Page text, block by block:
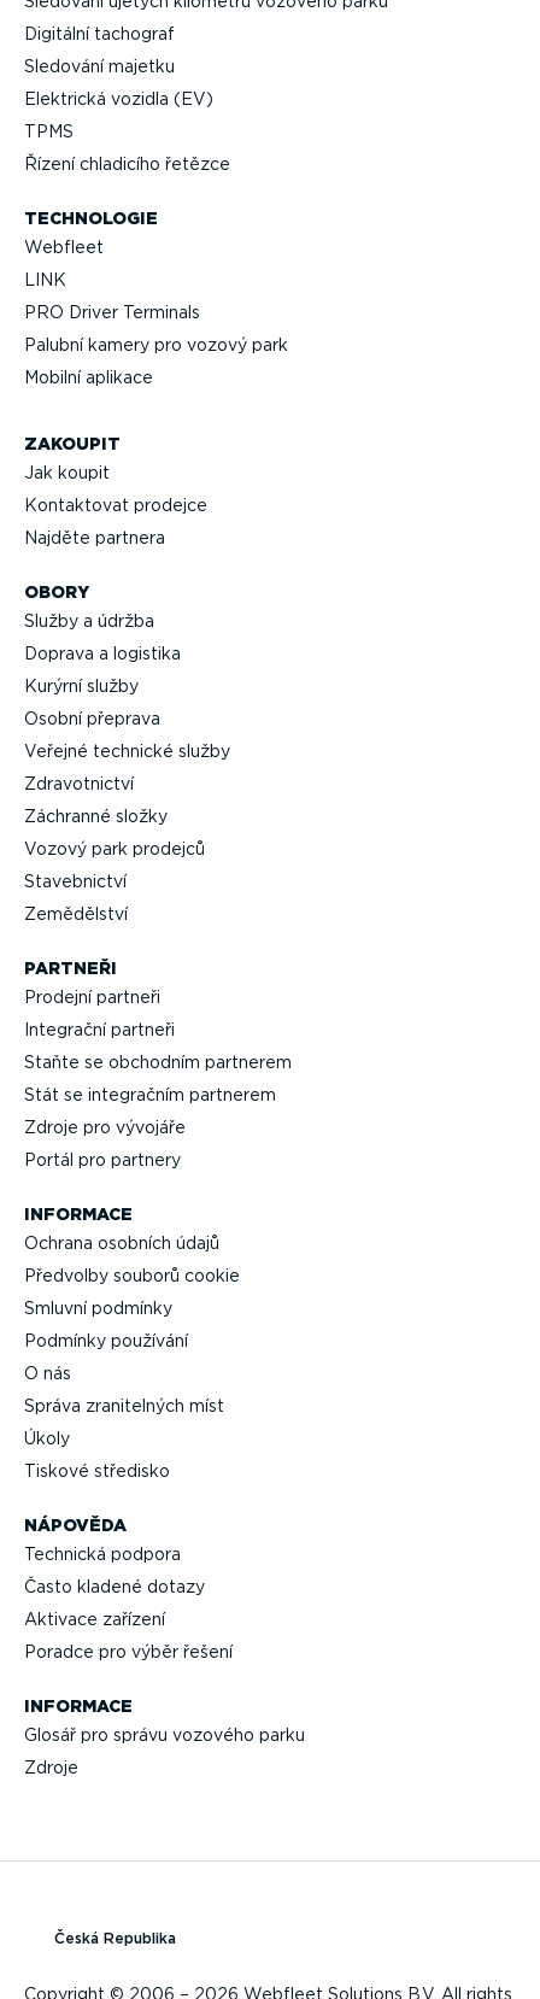
Digitální tachograf
Sledování majetku
Elektrická vozidla (EV)
TPMS
Řízení chladicího řetězce
TECHNOLOGIE
Webfleet
LINK
PRO Driver Terminals
Palubní kamery pro vozový park
Mobilní aplikace
ZAKOUPIT
Jak koupit
Kontaktovat prodejce
Najděte partnera
OBORY
Služby a údržba
Doprava a logistika
Kurýrní služby
Osobní přeprava
Veřejné technické služby
Zdravot­nictví
Záchranné složky
Vozový park prodejců
Staveb­nictví
Zemědělství
NÁPOVĚDA
Technická podpora
Často kladené dotazy
Aktivace zařízení
Poradce pro výběr řešení
INFORMACE
Glosář pro správu vozového parku
Zdroje
PARTNEŘI
Prodejní partneři
Integrační partneři
Staňte se obchodním partnerem
Stát se integračním partnerem
Zdroje pro vývojáře
Portál pro partnery
INFORMACE
Ochrana osobních údajů
Předvolby souborů cookie
Smluvní podmínky
Podmínky používání
O nás
Správa zrani­telných míst
Úkoly
Tiskové středisko
Copyright © 2006 – 2026 Webfleet Solutions B.V. All rights
Česká Republika